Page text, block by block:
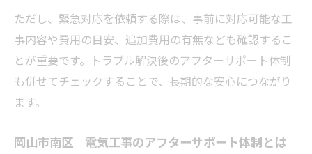
ただし、緊急対応を依頼する際は、事前に対応可能な工
事内容や費用の目安、追加費用の有無なども確認するこ
とが重要です。トラブル解決後のアフターサポート体制
も併せてチェックすることで、長期的な安心につながり
ます。
岡山市南区 電気工事のアフターサポート体制とは